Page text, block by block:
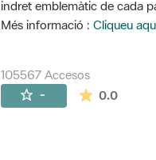
indret emblemàtic de cada
Més informació : Cliqueu
105567 Accesos
- 0.0La